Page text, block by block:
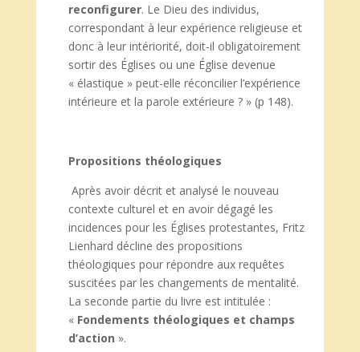
reconfigurer. Le Dieu des individus,
correspondant à leur expérience religieuse et
donc à leur intériorité, doit-il obligatoirement
sortir des Églises ou une Église devenue
« élastique » peut-elle réconcilier l’expérience
intérieure et la parole extérieure ? » (p 148).
Propositions théologiques
Après avoir décrit et analysé le nouveau
contexte culturel et en avoir dégagé les
incidences pour les Églises protestantes, Fritz
Lienhard décline des propositions
théologiques pour répondre aux requêtes
suscitées par les changements de mentalité.
La seconde partie du livre est intitulée :
« Fondements théologiques et champs
d’action ».